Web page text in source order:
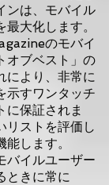
ンは、モバイル
大化します。
のモバイ
オブベスト」の
により、非常に
示すワンタッチ
に保証されま
リストを評価し
します。
バイルユーザー
ときに常に